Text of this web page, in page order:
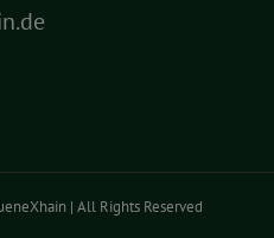
| All Rights Reserved